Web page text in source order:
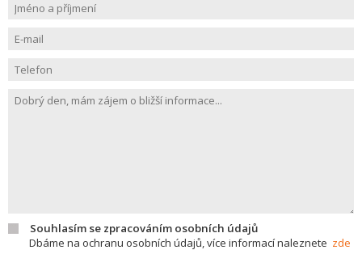
Souhlasím se zpracováním osobních údajů
Dbáme na ochranu osobních údajů, více informací naleznete zde